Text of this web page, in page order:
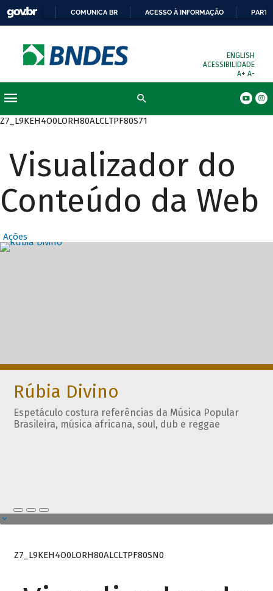
COMUNICA BR ACESSO À INFORMAÇÃO
ENGLISH
ACESSIBILIDADE
A+ A-
Z7_L9KEH4O0LORH80ALCLTPF80S71
Visualizador do
Conteúdo da Web
Ações
Destaques
Rúbia Divino
Espetáculo costura referências da Música Popular
Brasileira, música africana, soul, dub e reggae
Z7_L9KEH4O0LORH80ALCLTPF80SN0